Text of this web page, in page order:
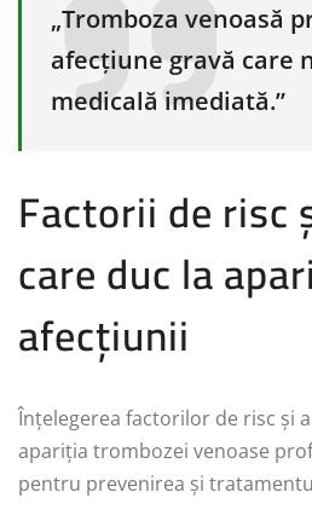
„Tromboza venoasă
afecțiune gravă care
medicală imediată.”
Factorii de risc
care duc la
afecțiunii
Înțelegerea factorilor de risc și
apariția trombozei venoase
pentru prevenirea și